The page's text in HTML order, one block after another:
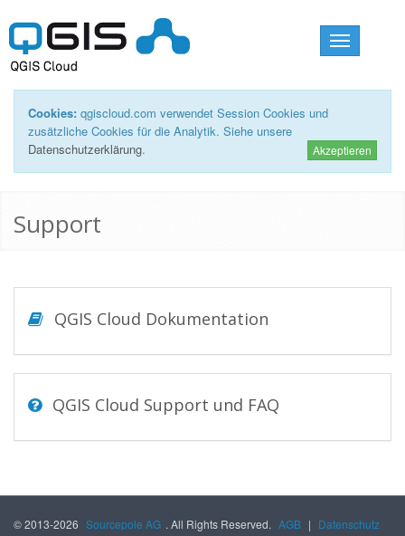
Toggle
navigation
Cookies: qgiscloud.com verwendet Session Cookies und
zusätzliche Cookies für die Analytik. Siehe unsere
Datenschutzerklärung. Akzeptieren
Support
QGIS Cloud Dokumentation
QGIS Cloud Support und FAQ
© 2013-2026 Sourcepole AG . All Rights Reserved. AGB | Datenschutz